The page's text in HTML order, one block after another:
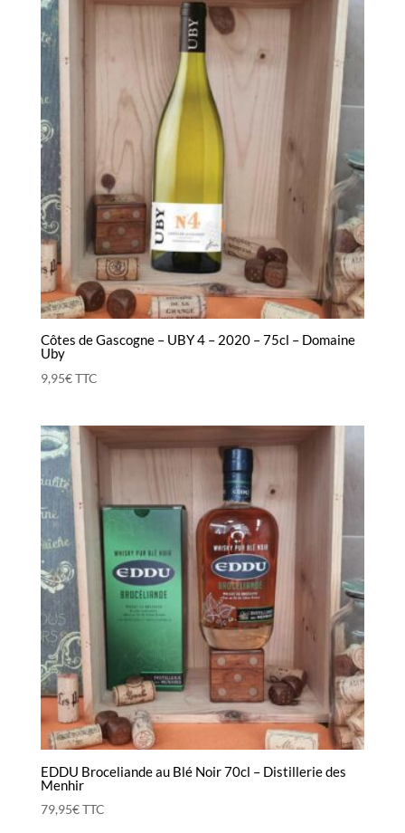
Côtes de Gascogne – UBY 4 – 2020 – 75cl – Domaine
Uby
9,95€TTC
EDDU Broceliande au Blé Noir 70cl – Distillerie des
Menhir
79,95€TTC